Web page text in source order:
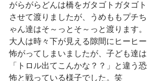
がらがらどんは橋をガタゴトガタゴト
させて渡りましたが、うめももプチち
ゃん達はそ～っとそ～っと渡ります。
大人は時々下が見える隙間にヒーヒー
怖がってしまいましたが、子ども達は
「トロル出てこんかな？？」と違う恐
怖と戦っている様子でした。笑